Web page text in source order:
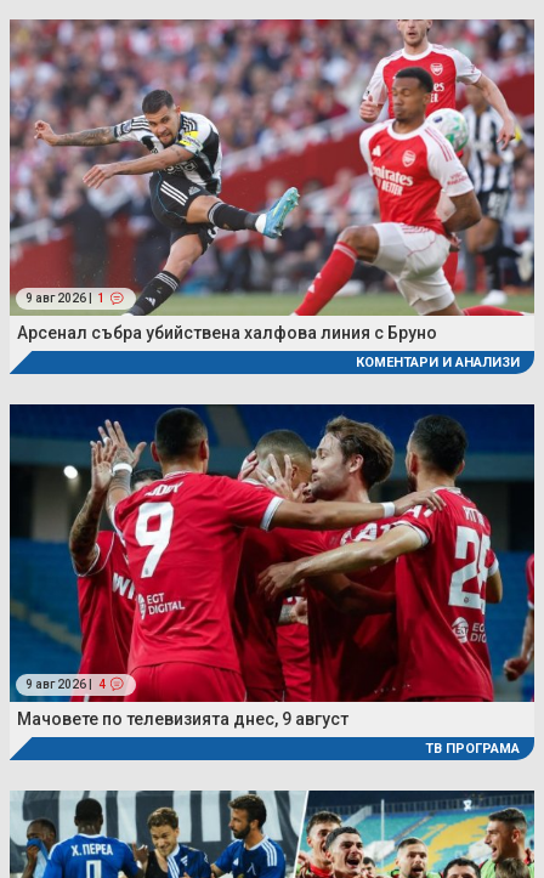
9 авг 2026 | 1
Арсенал събра убийствена халфова линия с Бруно
КОМЕНТАРИ И АНАЛИЗИ
9 авг 2026 | 4
Мачовете по телевизията днес, 9 август
ТВ ПРОГРАМА